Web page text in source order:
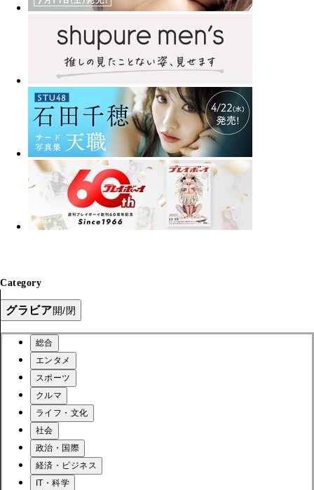
Category
グラビア開/閉
総合
エンタメ
スポーツ
クルマ
ライフ・文化
社会
政治・国際
経済・ビジネス
IT・科学